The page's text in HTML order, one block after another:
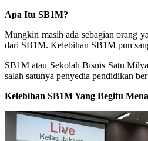
Apa Itu SB1M?
Mungkin masih ada sebagian orang
dari SB1M. Kelebihan SB1M pun
SB1M atau Sekolah Bisnis Satu
salah satunya penyedia pendidikan
Kelebihan SB1M Yang Begitu